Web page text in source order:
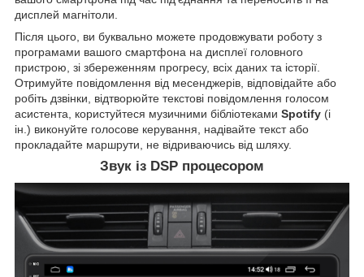
дисплей магнітоли.
Після цього, ви буквально можете продовжувати роботу з
програмами вашого смартфона на дисплеї головного
пристрою, зі збереженням прогресу, всіх даних та історії.
Отримуйте повідомлення від месенджерів, відповідайте або
робіть дзвінки, відтворюйте текстові повідомлення голосом
асистента, користуйтеся музичними бібліотеками Spotify (і
ін.) виконуйте голосове керування, надівайте текст або
прокладайте маршрути, не відриваючись від шляху.
Звук із DSP процесором